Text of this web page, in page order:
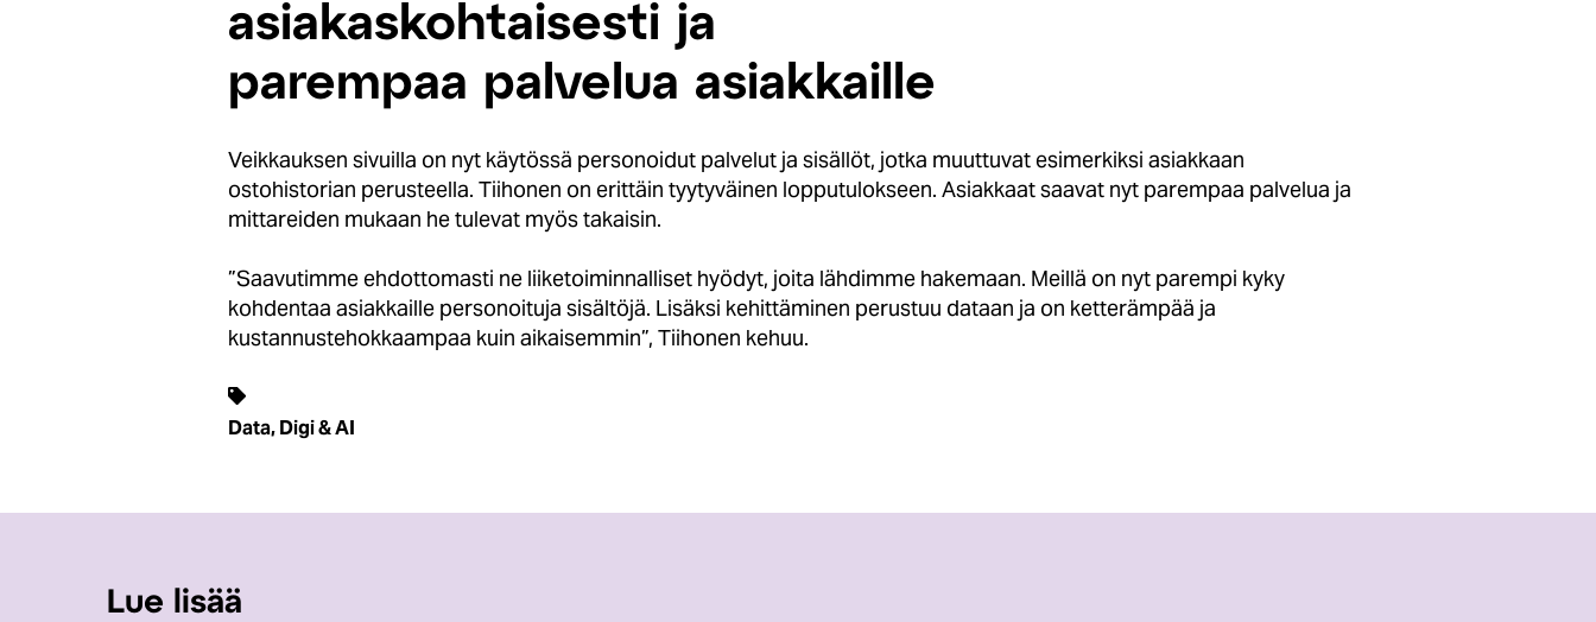
asiakaskohtaisesti ja
parempaa palvelua asiakkaille
Veikkauksen sivuilla on nyt käytössä personoidut palvelut ja sisällöt, jotka muuttuvat esimerkiksi asiakkaan
ostohistorian perusteella. Tiihonen on erittäin tyytyväinen lopputulokseen. Asiakkaat saavat nyt parempaa palvelua ja
mittareiden mukaan he tulevat myös takaisin.
”Saavutimme ehdottomasti ne liiketoiminnalliset hyödyt, joita lähdimme hakemaan. Meillä on nyt parempi kyky
kohdentaa asiakkaille personoituja sisältöjä. Lisäksi kehittäminen perustuu dataan ja on ketterämpää ja
kustannustehokkaampaa kuin aikaisemmin”, Tiihonen kehuu.
Data, Digi & AI
Lue lisää